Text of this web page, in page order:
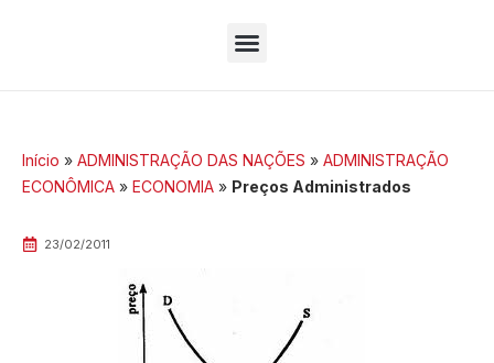
Início » ADMINISTRAÇÃO DAS NAÇÕES » ADMINISTRAÇÃO
ECONÔMICA » ECONOMIA » Preços Administrados
23/02/2011